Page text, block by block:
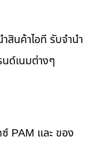
สินค้าไอที รับจำนำ
ด์เนมต่างๆ
PAM และ ของ